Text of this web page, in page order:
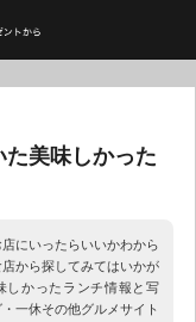
美味しかった
にいったらいいかわから
から探してみてはいかが
しかったランチ情報と写
一休その他グルメサイト